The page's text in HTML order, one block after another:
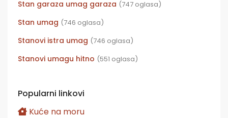
Stan garaza umag garaza (747 oglasa)
Stan umag (746 oglasa)
Stanovi istra umag (746 oglasa)
Stanovi umagu hitno (551 oglasa)
Popularni linkovi
Kuće na moru